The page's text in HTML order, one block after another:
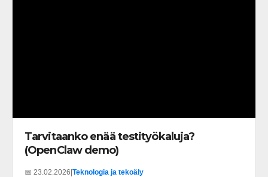
Tarvitaanko enää testityökaluja?
(OpenClaw demo)
📅 23.02.2026|Teknologia ja tekoäly